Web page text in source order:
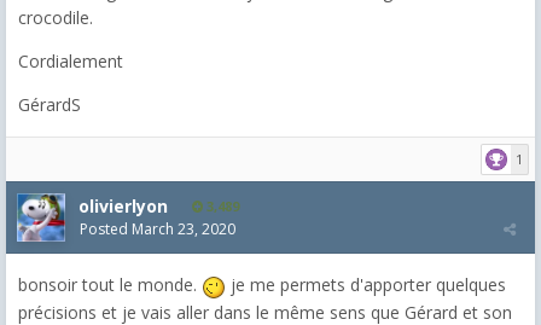
crocodile.
Cordialement
GérardS
1
olivierlyon 3,489
Posted March 23, 2020
bonsoir tout le monde.
je me permets d'apporter quelques
précisions et je vais aller dans le même sens que Gérard et son